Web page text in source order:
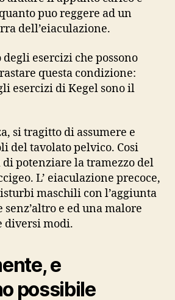
puo reggere ad un
dell’eiaculazione.
esercizi che possono
questa condizione:
esercizi di Kegel sono il
si tragitto di assumere e
del tavolato pelvico. Cosi
di potenziare la tramezzo del
L’ eiaculazione precoce,
maschili con l’aggiunta
e ed una malore
diversi modi.
e
possibile